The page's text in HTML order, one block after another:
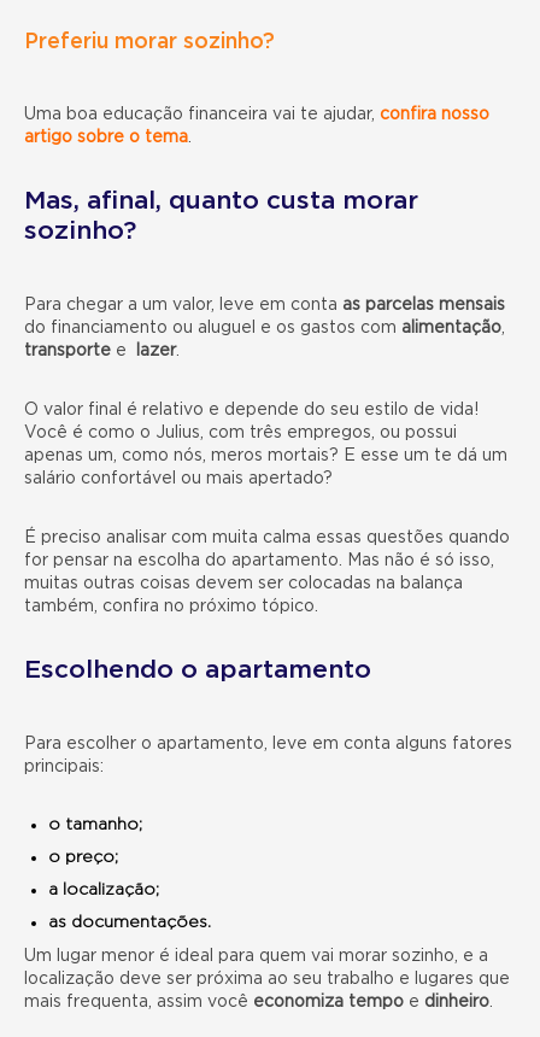
Preferiu morar sozinho?
Uma boa educação financeira vai te ajudar, confira nosso
artigo sobre o tema.
Mas, afinal, quanto custa morar
sozinho?
Para chegar a um valor, leve em conta as parcelas mensais
do financiamento ou aluguel e os gastos com alimentação,
transporte e lazer.
O valor final é relativo e depende do seu estilo de vida!
Você é como o Julius, com três empregos, ou possui
apenas um, como nós, meros mortais? E esse um te dá um
salário confortável ou mais apertado?
É preciso analisar com muita calma essas questões quando
for pensar na escolha do apartamento. Mas não é só isso,
muitas outras coisas devem ser colocadas na balança
também, confira no próximo tópico.
Escolhendo o apartamento
Para escolher o apartamento, leve em conta alguns fatores
principais:
o tamanho;
o preço;
a localização;
as documentações.
Um lugar menor é ideal para quem vai morar sozinho, e a
localização deve ser próxima ao seu trabalho e lugares que
mais frequenta, assim você economiza tempo e dinheiro.